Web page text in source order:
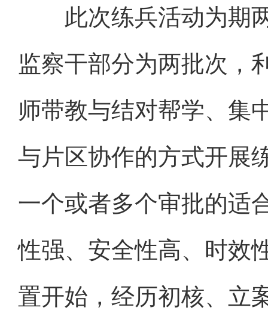
此次练兵活动为期两
监察干部分为两批次，
师带教与结对帮学、集
与片区协作的方式开展
一个或者多个审批的适
性强、安全性高、时效
置开始，经历初核、立